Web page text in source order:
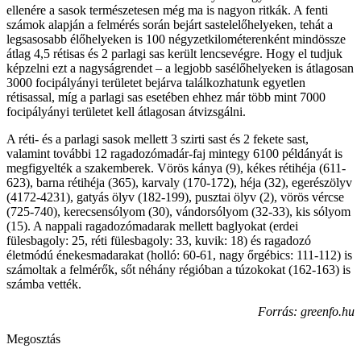
ellenére a sasok természetesen még ma is nagyon ritkák. A fenti
számok alapján a felmérés során bejárt sastelelőhelyeken, tehát a
legsasosabb élőhelyeken is 100 négyzetkilométerenként mindössze
átlag 4,5 rétisas és 2 parlagi sas került lencsevégre. Hogy el tudjuk
képzelni ezt a nagyságrendet – a legjobb sasélőhelyeken is átlagosan
3000 focipályányi területet bejárva találkozhatunk egyetlen
rétisassal, míg a parlagi sas esetében ehhez már több mint 7000
focipályányi területet kell átlagosan átvizsgálni.
A réti- és a parlagi sasok mellett 3 szirti sast és 2 fekete sast,
valamint további 12 ragadozómadár-faj mintegy 6100 példányát is
megfigyelték a szakemberek. Vörös kánya (9), kékes rétihéja (611-
623), barna rétihéja (365), karvaly (170-172), héja (32), egerészölyv
(4172-4231), gatyás ölyv (182-199), pusztai ölyv (2), vörös vércse
(725-740), kerecsensólyom (30), vándorsólyom (32-33), kis sólyom
(15). A nappali ragadozómadarak mellett baglyokat (erdei
fülesbagoly: 25, réti fülesbagoly: 33, kuvik: 18) és ragadozó
életmódú énekesmadarakat (holló: 60-61, nagy őrgébics: 111-112) is
számoltak a felmérők, sőt néhány régióban a túzokokat (162-163) is
számba vették.
Forrás: greenfo.hu
Megosztás